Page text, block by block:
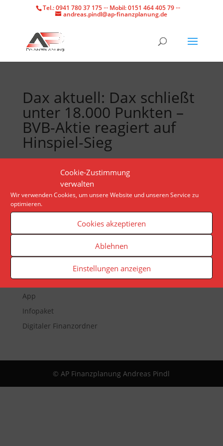
Cookie-Zustimmung
verwalten
Wir verwenden Cookies, um unsere Website und unseren Service zu
optimieren.
Cookies akzeptieren
Ablehnen
Einstellungen anzeigen
Tel.: 0941 780 37 175 ··· Mobil: 0151 464 405 79 ···
andreas.pindl@ap-finanzplanung.de
Dax aktuell: Dax schließt
unter 18.000 Punkten –
BVB-Aktie reagiert auf
Hinspiel-Sieg
Geldpolitik, Konjunkturdaten, Unternehmenszahlen:
An den Märkten gab es am Donnerstag allerlei
Impulse. Die Papiere von Borussia Dortmund
profitieren vom Sieg in der Champions League.
Reporting
App
Infopaket
Digitaler Finanzordner
© AP Finanzplanung Andreas Pindl